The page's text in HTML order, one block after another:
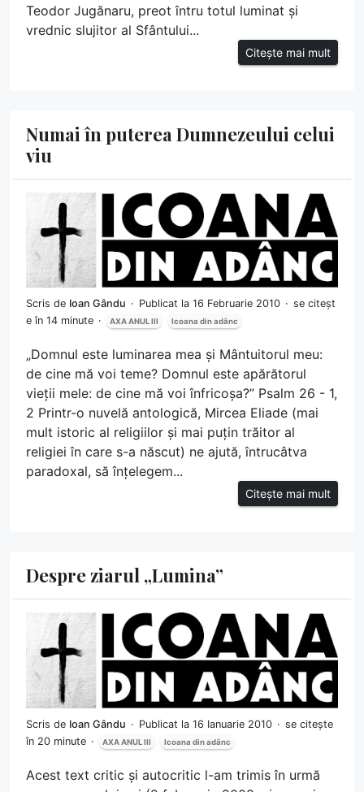
Teodor Jugănaru, preot întru totul luminat și
vrednic slujitor al Sfântului...
Citește mai mult
Numai în puterea Dumnezeului celui
viu
Scris de Ioan Gându Publicat la 16 Februarie 2010
se citeșt
e în 14 minute
AXA ANUL III Icoana din adânc
„Domnul este luminarea mea și Mântuitorul meu:
de cine mă voi teme? Domnul este apărătorul
vieții mele: de cine mă voi înfricoșa?” Psalm 26 - 1,
2 Printr-o nuvelă antologică, Mircea Eliade (mai
mult istoric al religiilor și mai puțin trăitor al
religiei în care s-a născut) ne ajută, întrucâtva
paradoxal, să înțelegem...
Citește mai mult
Despre ziarul „Lumina”
Scris de Ioan Gându Publicat la 16 Ianuarie 2010
se citește
în 20 minute
AXA ANUL III Icoana din adânc
Acest text critic și autocritic l-am trimis în urmă